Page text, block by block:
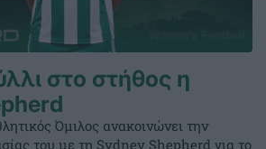
στο στήθος η
Όμιλος ανακοινώνει την
του με τη Sydney Shepherd για το